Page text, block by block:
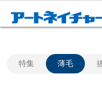
特集 薄毛